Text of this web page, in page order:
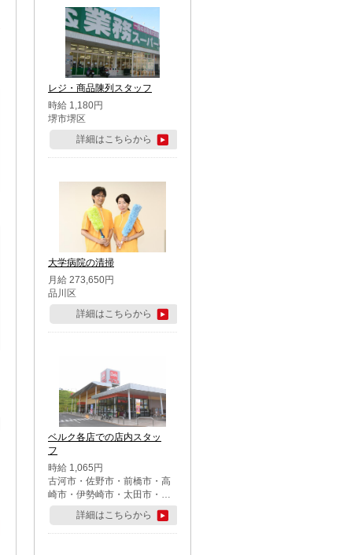
レジ・商品陳列スタッフ
時給 1,180円
堺市堺区
詳細はこちらから
大学病院の清掃
月給 273,650円
品川区
詳細はこちらから
ベルク各店での店内スタッ
フ
時給 1,065円
古河市・佐野市・前橋市・高
崎市・伊勢崎市・太田市・館
林市・藤岡市・大泉町・さい
たま市北区・川越市・熊谷
市・行田市・秩父市・所沢
詳細はこちらから